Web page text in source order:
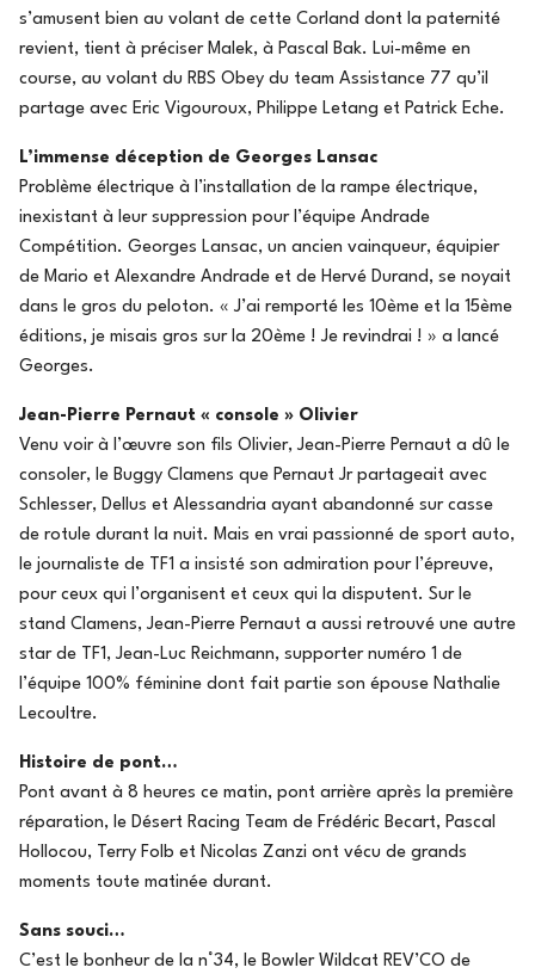
s’amusent bien au volant de cette Corland dont la paternité
revient, tient à préciser Malek, à Pascal Bak. Lui-même en
course, au volant du RBS Obey du team Assistance 77 qu’il
partage avec Eric Vigouroux, Philippe Letang et Patrick Eche.
L’immense déception de Georges Lansac
Problème électrique à l’installation de la rampe électrique,
inexistant à leur suppression pour l’équipe Andrade
Compétition. Georges Lansac, un ancien vainqueur, équipier
de Mario et Alexandre Andrade et de Hervé Durand, se noyait
dans le gros du peloton. « J’ai remporté les 10ème et la 15ème
éditions, je misais gros sur la 20ème ! Je revindrai ! » a lancé
Georges.
Jean-Pierre Pernaut « console » Olivier
Venu voir à l’œuvre son fils Olivier, Jean-Pierre Pernaut a dû le
consoler, le Buggy Clamens que Pernaut Jr partageait avec
Schlesser, Dellus et Alessandria ayant abandonné sur casse
de rotule durant la nuit. Mais en vrai passionné de sport auto,
le journaliste de TF1 a insisté son admiration pour l’épreuve,
pour ceux qui l’organisent et ceux qui la disputent. Sur le
stand Clamens, Jean-Pierre Pernaut a aussi retrouvé une autre
star de TF1, Jean-Luc Reichmann, supporter numéro 1 de
l’équipe 100% féminine dont fait partie son épouse Nathalie
Lecoultre.
Histoire de pont…
Pont avant à 8 heures ce matin, pont arrière après la première
réparation, le Désert Racing Team de Frédéric Becart, Pascal
Hollocou, Terry Folb et Nicolas Zanzi ont vécu de grands
moments toute matinée durant.
Sans souci…
C’est le bonheur de la n°34, le Bowler Wildcat REV’CO de